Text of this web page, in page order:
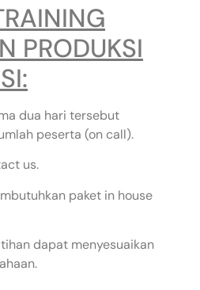
PRODUKSI
dua hari tersebut
peserta (on call).
us.
paket in house
dapat menyesuaikan